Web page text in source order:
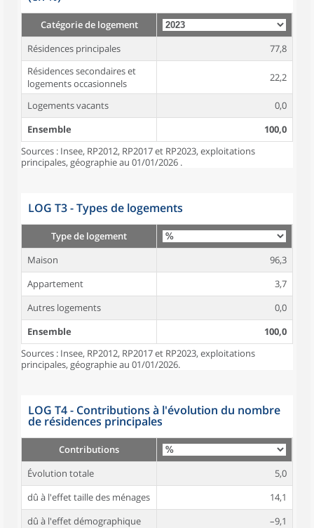
Catégorie de logement
Résidences principales
77,8
Résidences secondaires et
logements occasionnels
22,2
Logements vacants
0,0
Ensemble
100,0
Sources : Insee, RP2012, RP2017 et RP2023, exploitations
principales, géographie au 01/01/2026 .
LOG T3 - Types de logements
Type de logement
Maison
96,3
Appartement
3,7
Autres logements
0,0
Ensemble
100,0
Sources : Insee, RP2012, RP2017 et RP2023, exploitations
principales, géographie au 01/01/2026.
LOG T4 - Contributions à l'évolution du nombre
de résidences principales
Contributions
Évolution totale
5,0
dû à l'effet taille des ménages
14,1
dû à l'effet démographique
–9,1